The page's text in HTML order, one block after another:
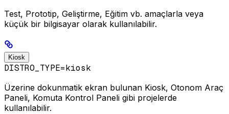
Test, Prototip, Geliştirme, Eğitim vb. amaçlarla veya
küçük bir bilgisayar olarak kullanılabilir.
Kiosk
DISTRO_TYPE=kiosk
Üzerine dokunmatik ekran bulunan Kiosk, Otonom Araç
Paneli, Komuta Kontrol Paneli gibi projelerde
kullanılabilir.